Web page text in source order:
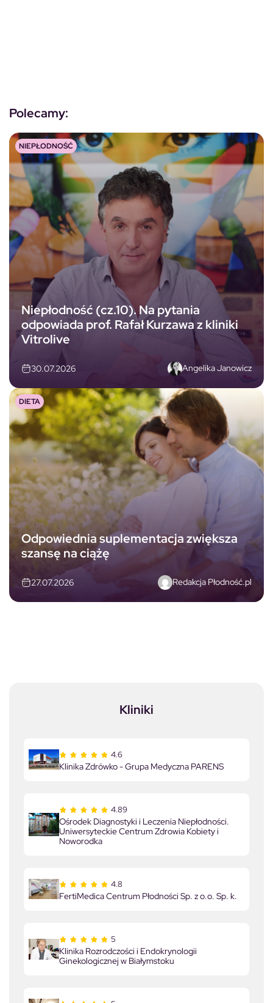
Polecamy:
Niepłodność (cz.10). Na pytania
odpowiada prof. Rafał Kurzawa z kliniki
Vitrolive
30.07.2026 Angelika Janowicz
NIEPŁODNOŚĆ
Odpowiednia suplementacja zwiększa
szansę na ciążę
27.07.2026 Redakcja Płodność.pl
DIETA
Kliniki
4.6
Klinika Zdrówko - Grupa Medyczna PARENS
4.89
Ośrodek Diagnostyki i Leczenia Niepłodności.
Uniwersyteckie Centrum Zdrowia Kobiety i
Noworodka
4.8
FertiMedica Centrum Płodności Sp. z o.o. Sp. k.
5
Klinika Rozrodczości i Endokrynologii
Ginekologicznej w Białymstoku